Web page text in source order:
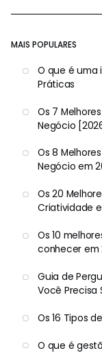
MAIS POPULARES
O que é uma
Práticas
Os 7
Negócio
Os 8
Negócio em
Os 20
Criatividade
Os 10
conhecer em
Guia de
Você Precisa
Os 16 Tipos
O que é